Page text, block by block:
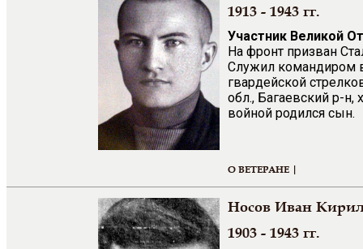
1913 - 1943 гг.
Участник Великой
На фронт призван
Служил командиром
гвардейской
обл., Багаевский р-н,
войной родился сын.
О ВЕТЕРАНЕ |
Носов Иван
1903 - 1943 гг.